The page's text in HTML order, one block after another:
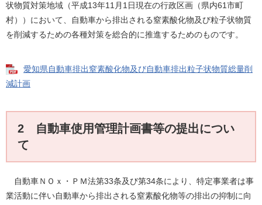
状物質対策地域（平成13年11月1日現在の行政区画（県内61市町
村））において、自動車から排出される窒素酸化物及び粒子状物質
を削減するための各種対策を総合的に推進するためのものです。
愛知県自動車排出窒素酸化物及び自動車排出粒子状物質総量削
減計画
2 自動車使用管理計画書等の提出につい
て
自動車ＮＯｘ・ＰＭ法第33条及び第34条により、特定事業者は事
業活動に伴い自動車から排出される窒素酸化物等の排出の抑制に向